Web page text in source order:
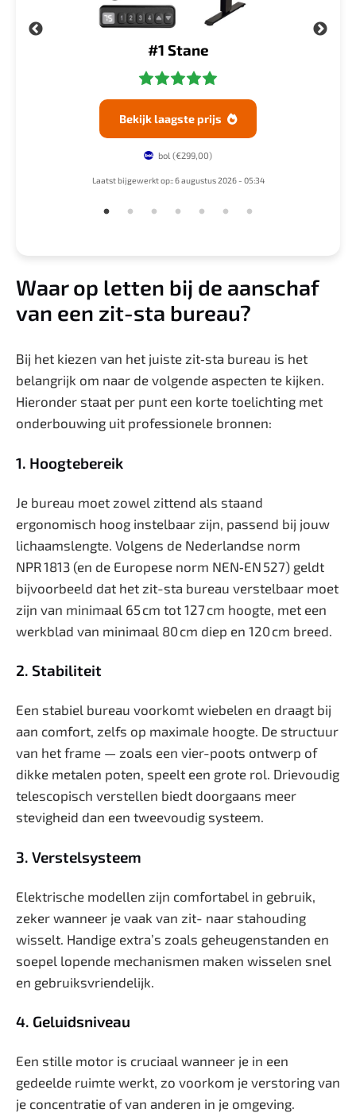
#1 Stane
Bekijk laagste prijs 
bol (€299,00)
Laatst bijgewerkt op:: 6 augustus 2026 - 05:34
Waar op letten bij de aanschaf
van een zit-sta bureau?
Bij het kiezen van het juiste zit‑sta bureau is het
belangrijk om naar de volgende aspecten te kijken.
Hieronder staat per punt een korte toelichting met
onderbouwing uit professionele bronnen:
1. Hoogtebereik
Je bureau moet zowel zittend als staand
ergonomisch hoog instelbaar zijn, passend bij jouw
lichaamslengte. Volgens de Nederlandse norm
NPR 1813 (en de Europese norm NEN‑EN 527) geldt
bijvoorbeeld dat het zit-sta bureau verstelbaar moet
zijn van minimaal 65 cm tot 127 cm hoogte, met een
werkblad van minimaal 80 cm diep en 120 cm breed.
2. Stabiliteit
Een stabiel bureau voorkomt wiebelen en draagt bij
aan comfort, zelfs op maximale hoogte. De structuur
van het frame — zoals een vier-poots ontwerp of
dikke metalen poten, speelt een grote rol. Drievoudig
telescopisch verstellen biedt doorgaans meer
stevigheid dan een tweevoudig systeem.
3. Verstelsysteem
Elektrische modellen zijn comfortabel in gebruik,
zeker wanneer je vaak van zit- naar stahouding
wisselt. Handige extra’s zoals geheugenstanden en
soepel lopende mechanismen maken wisselen snel
en gebruiksvriendelijk.
4. Geluidsniveau
Een stille motor is cruciaal wanneer je in een
gedeelde ruimte werkt, zo voorkom je verstoring van
je concentratie of van anderen in je omgeving.